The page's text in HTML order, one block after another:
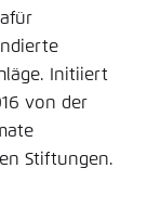
Initiiert
von der
Stiftungen.